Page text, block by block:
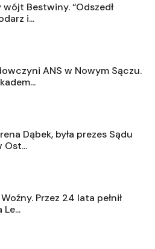
wójt Bestwiny. “Odszedł
i...
ANS w Nowym Sączu.
Dąbek, była prezes Sądu
Ost...
Przez 24 lata pełnił